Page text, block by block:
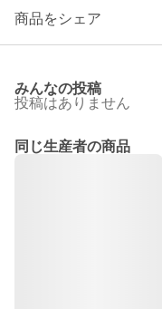
商品をシェア
みんなの投稿
投稿はありません
同じ生産者の商品